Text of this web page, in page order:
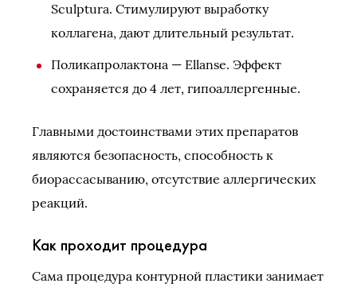
Sculptura. Стимулируют выработку
коллагена, дают длительный результат.
Поликапролактона — Ellanse. Эффект
сохраняется до 4 лет, гипоаллергенные.
Главными достоинствами этих препаратов
являются безопасность, способность к
биорассасыванию, отсутствие аллергических
реакций.
Как проходит процедура
Сама процедура контурной пластики занимает